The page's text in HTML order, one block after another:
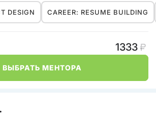
DESIGN CAREER: RESUME BUILDING
1333
ВЫБРАТЬ МЕНТОРА